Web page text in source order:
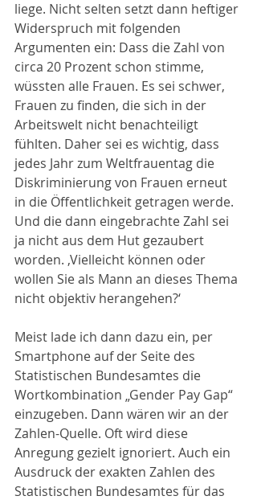
liege. Nicht selten setzt dann heftiger
Widerspruch mit folgenden
Argumenten ein: Dass die Zahl von
circa 20 Prozent schon stimme,
wüssten alle Frauen. Es sei schwer,
Frauen zu finden, die sich in der
Arbeitswelt nicht benachteiligt
fühlten. Daher sei es wichtig, dass
jedes Jahr zum Weltfrauentag die
Diskriminierung von Frauen erneut
in die Öffentlichkeit getragen werde.
Und die dann eingebrachte Zahl sei
ja nicht aus dem Hut gezaubert
worden. ‚Vielleicht können oder
wollen Sie als Mann an dieses Thema
nicht objektiv herangehen?‘
Meist lade ich dann dazu ein, per
Smartphone auf der Seite des
Statistischen Bundesamtes die
Wortkombination „Gender Pay Gap“
einzugeben. Dann wären wir an der
Zahlen-Quelle. Oft wird diese
Anregung gezielt ignoriert. Auch ein
Ausdruck der exakten Zahlen des
Statistischen Bundesamtes für das